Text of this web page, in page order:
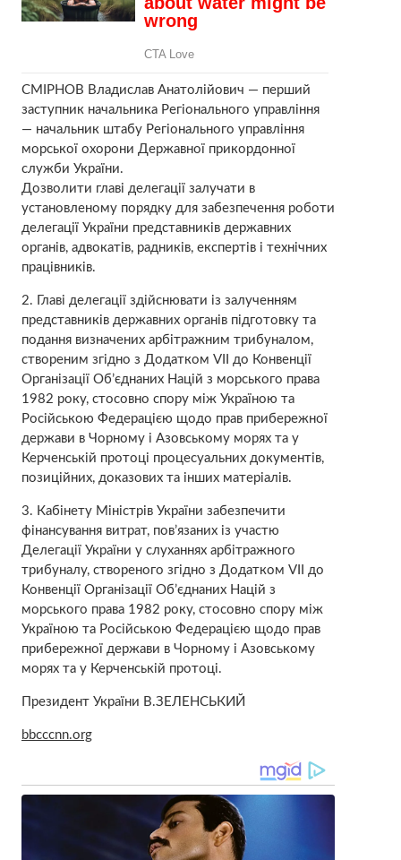
СМІРНОВ Владислав Анатолійович — перший
заступник начальника Регіонального управління
— начальник штабу Регіонального управління
морської охорони Державної прикордонної
служби України.
Дозволити главі делегації залучати в
установленому порядку для забезпечення роботи
делегації України представників державних
органів, адвокатів, радників, експертів і технічних
працівників.
2. Главі делегації здійснювати із залученням
представників державних органів підготовку та
подання визначених арбітражним трибуналом,
створеним згідно з Додатком VII до Конвенції
Організації Об’єднаних Націй з морського права
1982 року, стосовно спору між Україною та
Російською Федерацією щодо прав прибережної
держави в Чорному і Азовському морях та у
Керченській протоці процесуальних документів,
позиційних, доказових та інших матеріалів.
3. Кабінету Міністрів України забезпечити
фінансування витрат, пов’язаних із участю
Делегації України у слуханнях арбітражного
трибуналу, створеного згідно з Додатком VII до
Конвенції Організації Об’єднаних Націй з
морського права 1982 року, стосовно спору між
Україною та Російською Федерацією щодо прав
прибережної держави в Чорному і Азовському
морях та у Керченській протоці.
Президент України В.ЗЕЛЕНСЬКИЙ
bbcccnn.org